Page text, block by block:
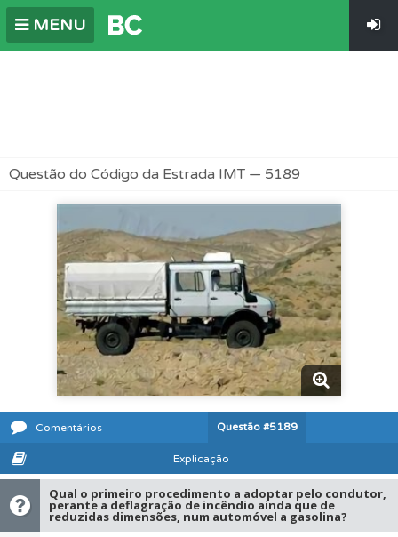
MENU
Questão do Código da Estrada IMT — 5189
Comentários Questão #5189
Explicação
Qual o primeiro procedimento a adoptar pelo condutor,
perante a deflagração de incêndio ainda que de
reduzidas dimensões, num automóvel a gasolina?